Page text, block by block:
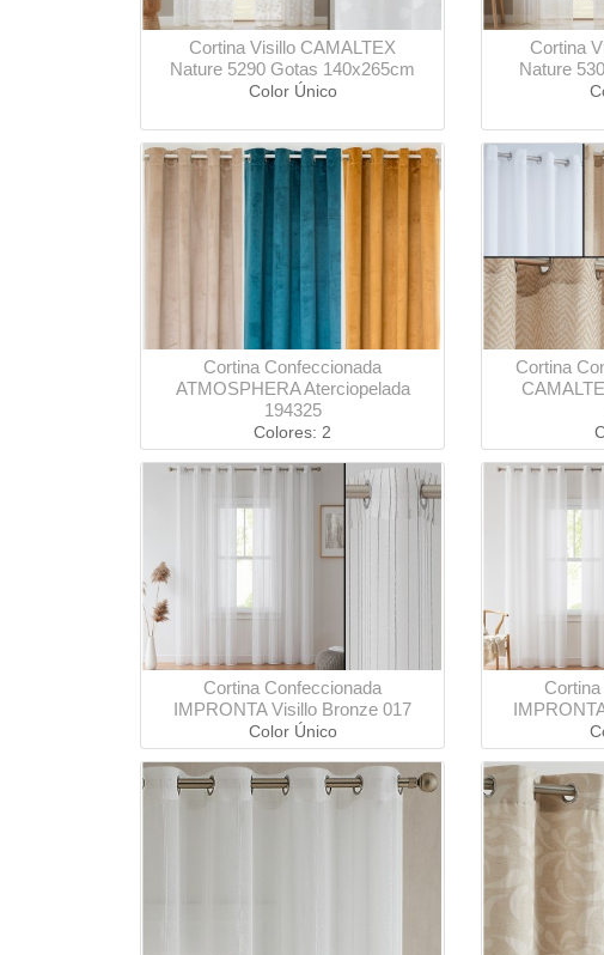
Cortina Visillo CAMALTEX
Nature 5290 Gotas 140x265cm
Color Único
Cortina
Nature
Cortina Confeccionada
ATMOSPHERA Aterciopelada
194325
Colores: 2
Cortina
Cortina Confeccionada
IMPRONTA Visillo Bronze 017
Color Único